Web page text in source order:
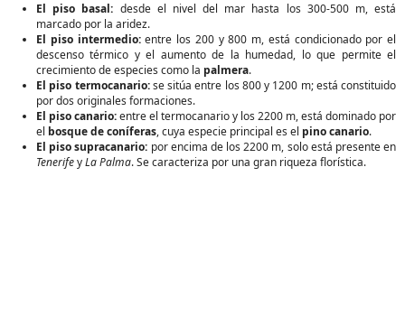
El piso basal: desde el nivel del mar hasta los 300-500 m, está
marcado por la aridez.
El piso intermedio:entre los 200 y 800 m, está condicionado por el
descenso térmico y el aumento de la humedad, lo que permite el
crecimiento de especies como la palmera.
El piso termocanario:se sitúa entre los 800 y 1200 m; está constituido
por dos originales formaciones.
El piso canario:entre el termocanario y los 2200 m, está dominado por
el bosque de coníferas, cuya especie principal es el pino canario.
El piso supracanario: por encima de los 2200 m, solo está presente en
TenerifeyLa Palma. Se caracteriza por una gran riqueza florística.